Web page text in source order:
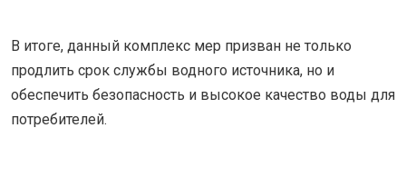
В итоге, данный комплекс мер призван не только
продлить срок службы водного источника, но и
обеспечить безопасность и высокое качество воды для
потребителей.